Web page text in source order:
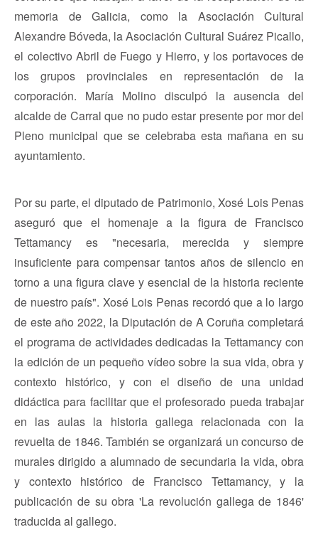
memoria de Galicia, como la Asociación Cultural
Alexandre Bóveda, la Asociación Cultural Suárez Picallo,
el colectivo Abril de Fuego y Hierro, y los portavoces de
los grupos provinciales en representación de la
corporación. María Molino disculpó la ausencia del
alcalde de Carral que no pudo estar presente por mor del
Pleno municipal que se celebraba esta mañana en su
ayuntamiento.
Por su parte, el diputado de Patrimonio, Xosé Lois Penas
aseguró que el homenaje a la figura de Francisco
Tettamancy es "necesaria, merecida y siempre
insuficiente para compensar tantos años de silencio en
torno a una figura clave y esencial de la historia reciente
de nuestro país". Xosé Lois Penas recordó que a lo largo
de este año 2022, la Diputación de A Coruña completará
el programa de actividades dedicadas la Tettamancy con
la edición de un pequeño vídeo sobre la sua vida, obra y
contexto histórico, y con el diseño de una unidad
didáctica para facilitar que el profesorado pueda trabajar
en las aulas la historia gallega relacionada con la
revuelta de 1846. También se organizará un concurso de
murales dirigido a alumnado de secundaria la vida, obra
y contexto histórico de Francisco Tettamancy, y la
publicación de su obra 'La revolución gallega de 1846'
traducida al gallego.